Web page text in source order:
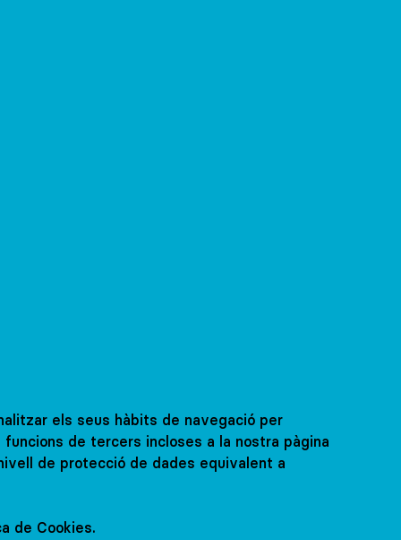
els seus hàbits de navegació per
de tercers incloses a la nostra pàgina
de protecció de dades equivalent a
de Cookies.